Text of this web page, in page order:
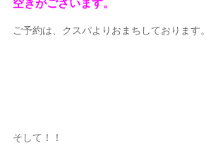
空きがございます。
ご予約は、クスパよりおまちしております。
そして！！